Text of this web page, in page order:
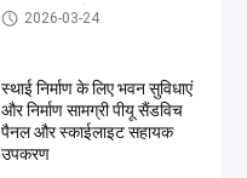
इस्पात संरचना गोदाम
2026-03-24
स्थाई निर्माण के लिए भवन सुविधाएं
और निर्माण सामग्री पीयू सैंडविच
पैनल और स्काईलाइट सहायक
उपकरण